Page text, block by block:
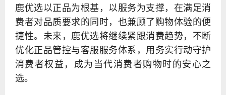
鹿优选以正品为根基，以服务为支撑，在满足消
费者对品质要求的同时，也兼顾了购物体验的便
捷性。未来，鹿优选将继续紧跟消费趋势，不断
优化正品管控与客服服务体系，用务实行动守护
消费者权益，成为当代消费者购物时的安心之
选。